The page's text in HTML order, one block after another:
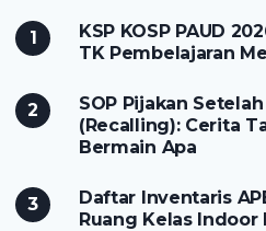
KSP KOSP PAUD
TK Pembelajaran
SOP Pijakan
(Recalling): Cerita
Bermain Apa
Daftar Inventaris
Ruang Kelas Indoor